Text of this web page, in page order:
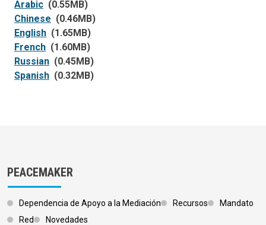
Arabic (0.55MB)
Chinese (0.46MB)
English (1.65MB)
French (1.60MB)
Russian (0.45MB)
Spanish (0.32MB)
PEACEMAKER
Dependencia de Apoyo a la Mediación Recursos
Mandato
Red
Novedades